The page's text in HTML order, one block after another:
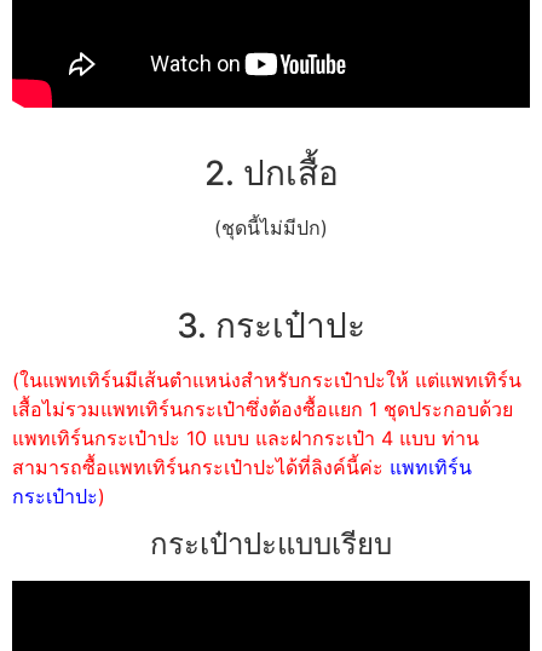
2. ปกเสื้อ
(ชุดนี้ไม่มีปก)
3. กระเป๋าปะ
(ในแพทเทิร์นมีเส้นตำแหน่งสำหรับกระเป๋าปะให้ แต่แพทเทิร์น
เสื้อไม่รวมแพทเทิร์นกระเป๋าซึ่งต้องซื้อแยก 1 ชุดประกอบด้วย
แพทเทิร์นกระเป๋าปะ 10 แบบ และฝากระเป๋า 4 แบบ ท่าน
สามารถซื้อแพทเทิร์นกระเป๋าปะได้ที่ลิงค์นี้ค่ะ แพทเทิร์น
กระเป๋าปะ)
กระเป๋าปะแบบเรียบ